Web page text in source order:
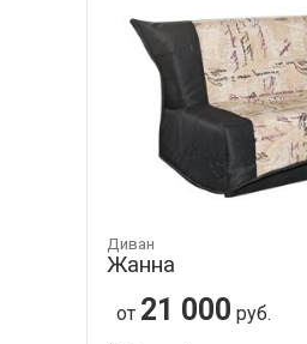
Диван
Жанна
от 21 000 руб.